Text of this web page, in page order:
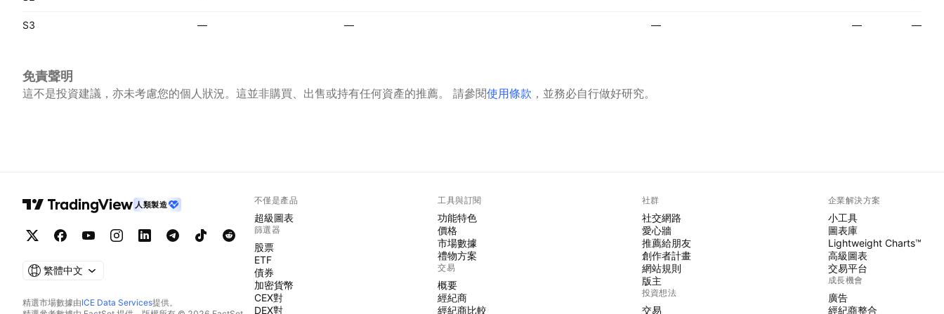
S3 — — — — —
免責聲明
這不是投資建議，亦未考慮您的個人狀況。這並非購買、出售或持有任何資產的推薦。 請參閱使用條款 ，並務必自行做好研究。
人類製造
繁體中文
精選市場數據由ICE Data Services提供。
不僅是產品
超級圖表
篩選器
股票
ETF
債券
加密貨幣
CEX對
DEX對
工具與訂閱
功能特色
價格
市場數據
禮物方案
交易
概要
經紀商
經紀商比較
社群
社交網路
愛心牆
推薦給朋友
創作者計畫
網站規則
版主
投資想法
交易
企業解決方案
小工具
圖表庫
Lightweight Charts™
高級圖表
交易平台
成長機會
廣告
經紀商整合